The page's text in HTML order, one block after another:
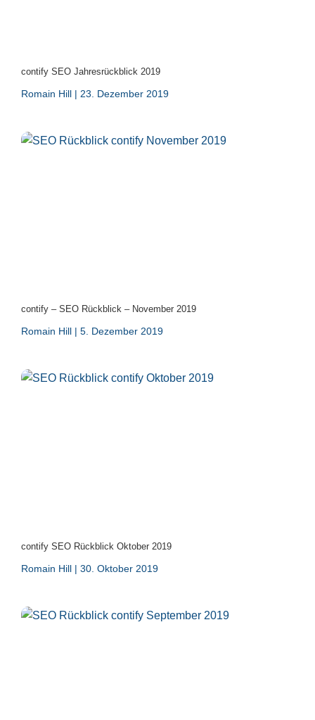
contify SEO Jahresrückblick 2019
Romain Hill 23. Dezember 2019
contify – SEO Rückblick – November 2019
Romain Hill 5. Dezember 2019
contify SEO Rückblick Oktober 2019
Romain Hill 30. Oktober 2019